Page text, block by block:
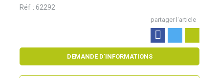
Réf : 62292
partager l'article
DEMANDE D'INFORMATIONS